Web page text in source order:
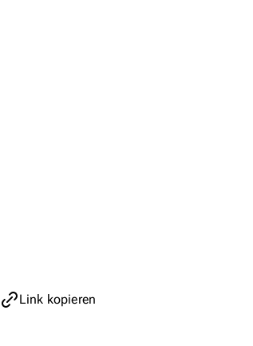
Link kopieren